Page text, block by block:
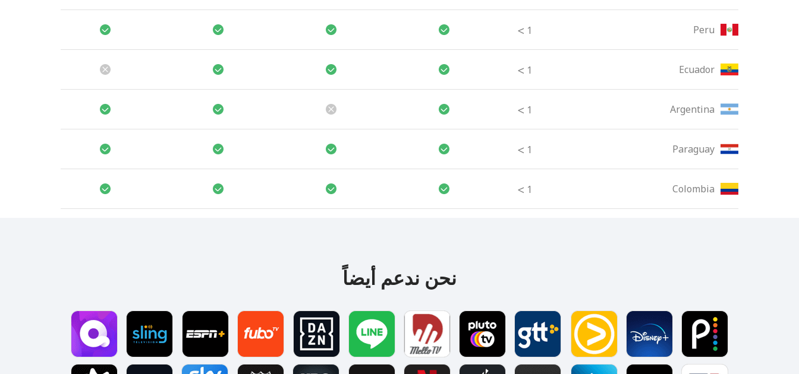
Peru
1
>
Ecuador
1
>
Argentina
1
>
Paraguay
1
>
Colombia
1
>
نحن ندعم أيضاً